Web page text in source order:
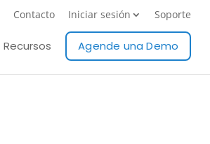
Contacto Iniciar sesión Soporte
Recursos Agende una Demo